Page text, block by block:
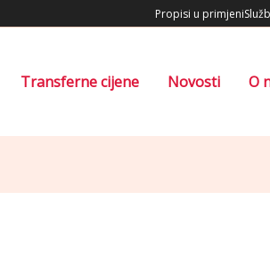
Propisi u primjeni
Transferne cijene Novosti O